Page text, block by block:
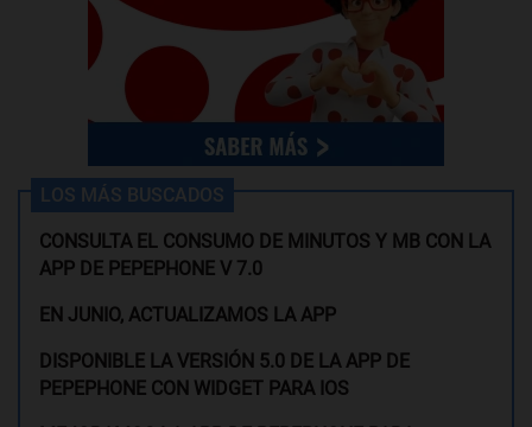
LOS MÁS BUSCADOS
CONSULTA EL CONSUMO DE MINUTOS Y MB CON LA
APP DE PEPEPHONE V 7.0
EN JUNIO, ACTUALIZAMOS LA APP
DISPONIBLE LA VERSIÓN 5.0 DE LA APP DE
PEPEPHONE CON WIDGET PARA IOS